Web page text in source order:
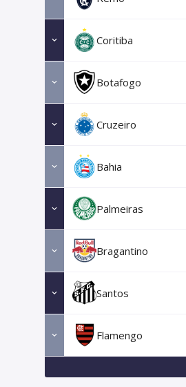
Coritiba
Botafogo
Cruzeiro
Bahia
Palmeiras
Bragantino
Santos
Flamengo